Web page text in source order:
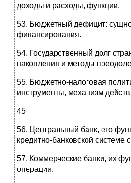
доходы и рас­ходы, функции.
53. Бюджетный дефицит:
финансирования.
54. Государственный долг
накопления и методы
55. Бюджетно-налоговая
инструменты, механизм
45
56. Центральный банк, его
кредитно-банковской системе
57. Коммерческие банки, их
операции.